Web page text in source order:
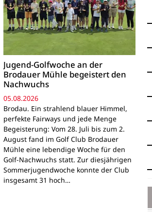
Jugend-Golfwoche an der
Brodauer Mühle begeistert den
Nachwuchs
05.08.2026
Brodau. Ein strahlend blauer Himmel,
perfekte Fairways und jede Menge
Begeisterung: Vom 28. Juli bis zum 2.
August fand im Golf Club Brodauer
Mühle eine lebendige Woche für den
Golf-Nachwuchs statt. Zur diesjährigen
Sommerjugendwoche konnte der Club
insgesamt 31 hoch…